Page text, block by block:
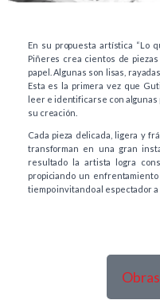
En su propuesta artística “Lo
Piñeres crea cientos de
papel. Algunas son lisas,
Esta es la primera vez que
leer e identificarse con
su creación.
Cada pieza delicada, ligera y
transforman en una gran
resultado la artista logra
propiciando un
tiempo invitando al espectador a